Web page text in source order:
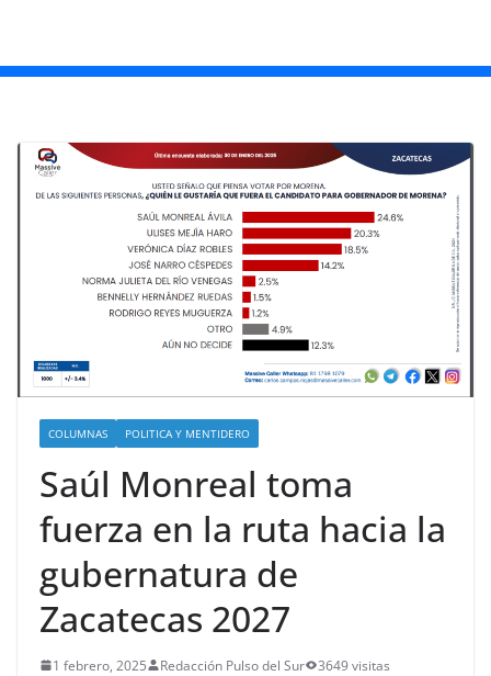
COLUMNAS POLITICA Y MENTIDERO
Saúl Monreal toma
fuerza en la ruta hacia la
gubernatura de
Zacatecas 2027
1 febrero, 2025 Redacción Pulso del Sur 3649 visitas